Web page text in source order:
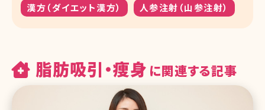
漢方（ダイエット漢方）
人参注射（山参注射）
脂肪吸引・痩身 に関連する記事